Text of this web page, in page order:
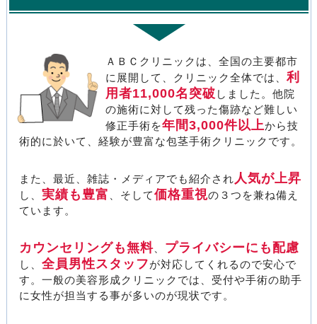
ＡＢＣクリニックは、全国の主要都市
に展開して、クリニック全体では、 利
用者11,000名突破 しました。他院
の施術に対して残った傷跡など難しい
修正手術を年間3,000件以上から技
術的に於いて、経験が豊富な包茎手術クリニックです。
また、最近、雑誌・メディアでも紹介され 人気が上昇
し、 実績も豊富 、そして価格重視の３つを兼ね備え
ています。
カウンセリングも無料 プライバシーにも配慮
し、 全員男性スタッフが対応してくれるので安心で
す。一般の美容形成クリニックでは、受付や手術の助手
に女性が担当する事が多いのが現状です。